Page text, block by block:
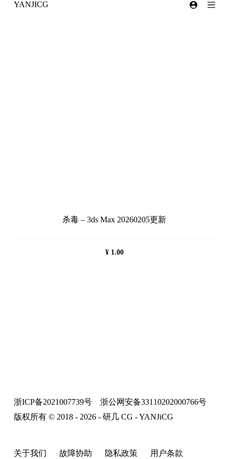
跳
YANJICG
杀毒 – 3ds Max 20260205更新
¥1.00
浙ICP备2021007739号
浙公网安备33110202000766号
版权所有 © 2018 - 2026 - 研几 CG - YANJiCG
关于我们 故障协助 隐私政策 用户条款